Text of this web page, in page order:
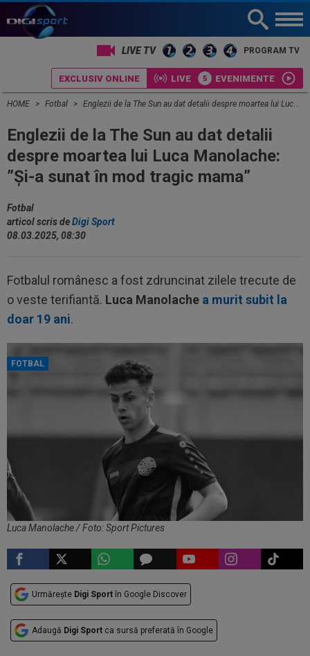
LIVE TV PROGRAM TV
EXCLUSIV ONLINE LIVE EVENIMENTE
HOME Fotbal Englezii de la The Sun au dat detalii despre moartea lui Luca Manolache: ”Și-a sunat în mod tragic mama”
Englezii de la The Sun au dat detalii
despre moartea lui Luca Manolache:
”Și-a sunat în mod tragic mama”
Fotbal
articol scris deDigi Sport
08.03.2025, 08:30
Fotbalul românesc a fost zdruncinat zilele trecute de
o veste terifiantă. Luca Manolache a murit subit la
doar 19 ani.
FOTBAL
Luca Manolache / Foto: Sport Pictures
Urmărește Digi Sport în Google Discover
Adaugă Digi Sport ca sursă preferată în Google